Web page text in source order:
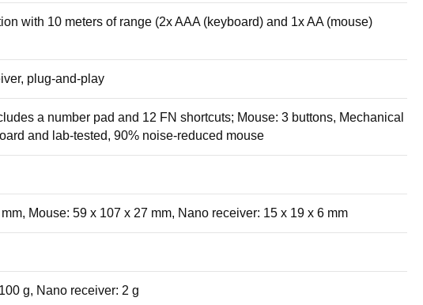
with 10 meters of range (2x AAA (keyboard) and 1x AA (mouse)
plug-and-play
a number pad and 12 FN shortcuts; Mouse: 3 buttons, Mechanical
and lab-tested, 90% noise-reduced mouse
Mouse: 59 x 107 x 27 mm, Nano receiver: 15 x 19 x 6 mm
g, Nano receiver: 2 g